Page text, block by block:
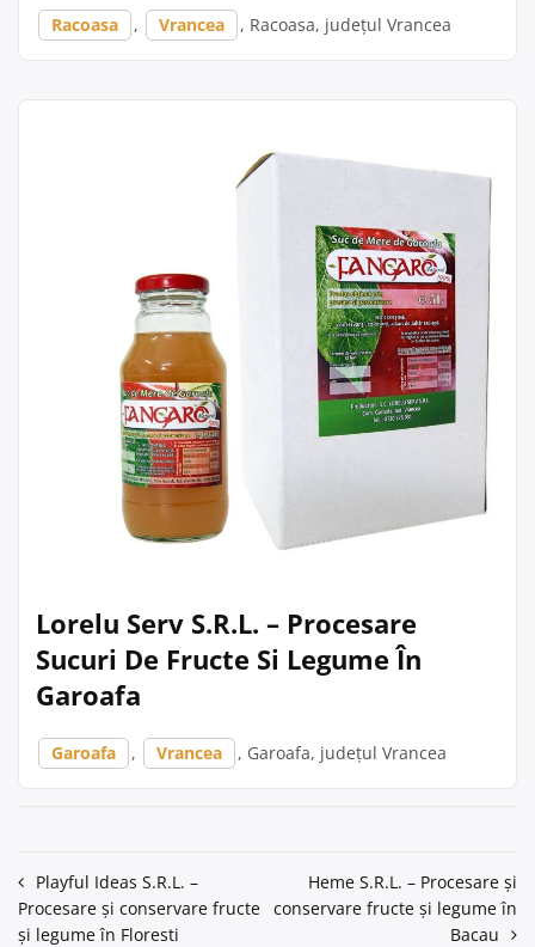
Racoasa , Vrancea , Racoasa, județul Vrancea
Lorelu Serv S.R.L. – Procesare
Sucuri De Fructe Si Legume În
Garoafa
Garoafa , Vrancea , Garoafa, județul Vrancea
Navigare
în
Playful Ideas S.R.L. –
Procesare și conservare fructe
și legume în Floresti
Heme S.R.L. – Procesare și
conservare fructe și legume în
Bacau